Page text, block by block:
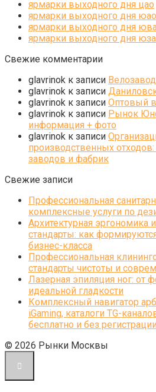
ярмарки выходного дня цао
ярмарки выходного дня юао
ярмарки выходного дня
ярмарки выходного дня
Свежие комментарии
glavrinok к записи
glavrinok к записи
glavrinok к записи Оптовый
glavrinok к записи Рынок
информация + фото
glavrinok к записи
производственных
заводов и фабрик
Свежие записи
Профессиональная
комплексные услуги по
Архитектурная эргономика
стандарты: как
бизнес-класса
Профессиональная
стандарты чистоты и
Лазерная эпиляция ног: от
идеальной гладкости
Комплексный навигатор
iGaming, каталоги TG-
бесплатно и без
© 2026 Рынки Москвы